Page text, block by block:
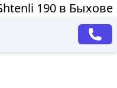
190 в Быхове